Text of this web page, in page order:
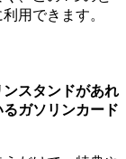
用できます。
スタンドがあれ
ガソリンカード